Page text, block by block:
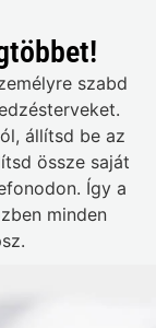
szabd
állítsd be az
össze saját
Így a
minden